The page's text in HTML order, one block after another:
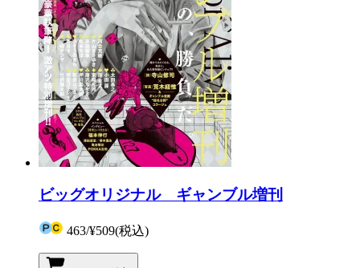
ビッグオリジナル ギャンブル増刊
463/¥509(税込)